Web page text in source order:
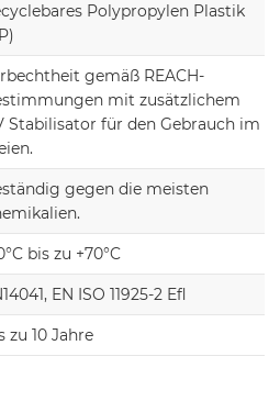
Polypropylen Plastik
gemäß REACH-
mit zusätzlichem
Stabilisator für den Gebrauch im
gegen die meisten
bis zu +70°C
EN ISO 11925-2 Efl
zu 10 Jahre